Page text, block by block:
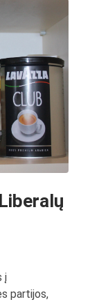
į
partijos,